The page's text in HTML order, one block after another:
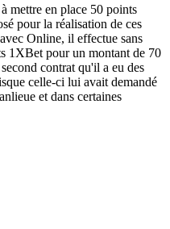
mettre en place 50 points
pour la réalisation de ces
Online, il effectue sans
1XBet pour un montant de 70
contrat qu'il a eu des
celle-ci lui avait demandé
et dans certaines